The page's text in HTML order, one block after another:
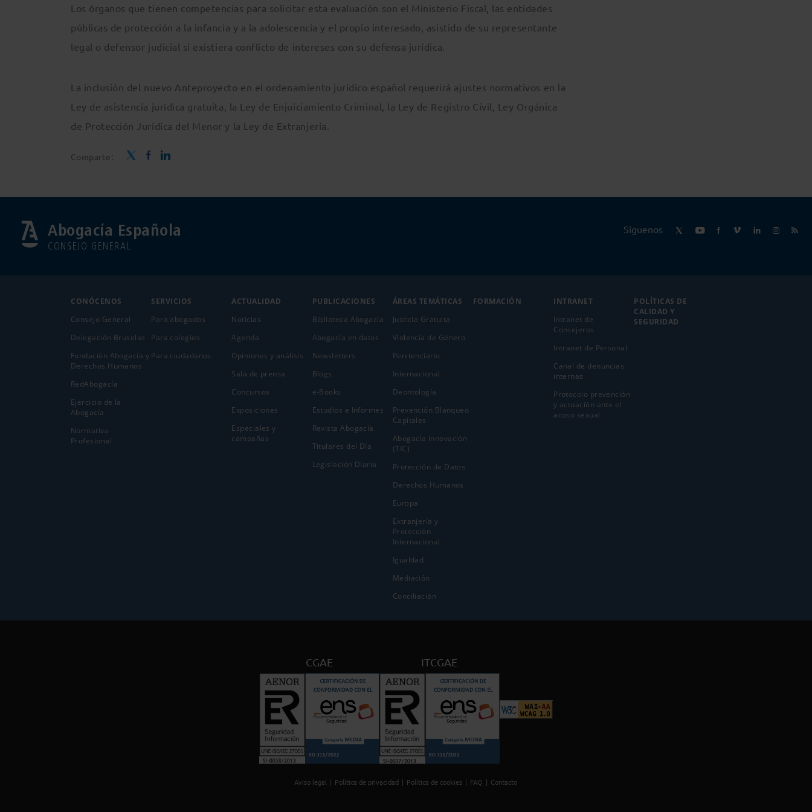
Los órganos que tienen competencias para solicitar esta evaluación son el Ministerio Fiscal, las entidades
públicas de protección a la infancia y a la adolescencia y el propio interesado, asistido de su representante
legal o defensor judicial si existiera conflicto de intereses con su defensa jurídica.
La inclusión del nuevo Anteproyecto en el ordenamiento jurídico español requerirá ajustes normativos en la
Ley de asistencia jurídica gratuita, la Ley de Enjuiciamiento Criminal, la Ley de Registro Civil, Ley Orgánica
de Protección Jurídica del Menor y la Ley de Extranjería.
Comparte:
Abogacía Española
CONSEJO GENERAL
Síguenos
CONÓCENOS
Consejo General
Delegación Bruselas
Fundación Abogacía y
Derechos Humanos
RedAbogacía
Ejercicio de la
Abogací­a
Normativa
Profesional
SERVICIOS
Para abogados
Para colegios
Para ciudadanos
ACTUALIDAD
Noticias
Agenda
Opiniones y análisis
Sala de prensa
Concursos
Exposiciones
Especiales y
campañas
PUBLICACIONES
Biblioteca Abogacía
Abogacía en datos
Newsletters
Blogs
e-Books
Estudios e Informes
Revista Abogacía
Titulares del Día
Legislación Diaria
ÁREAS TEMÁTICAS
Justicia Gratuita
Violencia de Género
Penitenciario
Internacional
Deontología
Prevención Blanqueo
Capitales
Abogacía Innovación
(TIC)
Protección de Datos
Derechos Humanos
Europa
Extranjería y
Protección
Internacional
Igualdad
Mediación
Conciliación
FORMACIÓN
INTRANET
Intranet de
Consejeros
Intranet de Personal
Canal de denuncias
internas
Protocolo prevención
y actuación ante el
acoso sexual
POLÍTICAS DE
CALIDAD Y
SEGURIDAD
CGAE ITCGAE
Aviso legal Política de privacidad Política de cookies FAQ Contacto